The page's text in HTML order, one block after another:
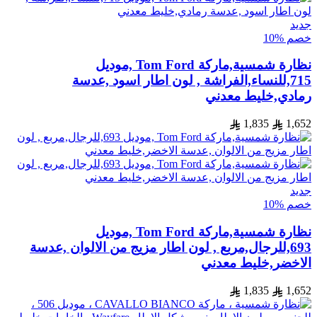
جديد
خصم %10
نظارة شمسية,ماركة Tom Ford ,موديل
715,للنساء,الفراشة , لون اطار اسود ,عدسة
رمادي,خليط معدني
1,652
1,835
جديد
خصم %10
نظارة شمسية,ماركة Tom Ford ,موديل
693,للرجال,مربع , لون اطار مزيج من الالوان ,عدسة
الاخضر,خليط معدني
1,652
1,835